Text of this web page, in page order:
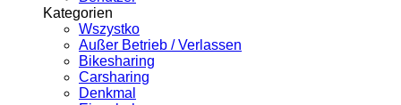
Kategorien
Wszystko
Außer Betrieb / Verlassen
Bikesharing
Carsharing
Denkmal